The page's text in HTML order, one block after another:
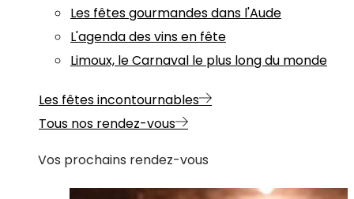
Les fêtes gourmandes dans l'Aude
L'agenda des vins en fête
Limoux, le Carnaval le plus long du monde
Les fêtes incontournables
Tous nos rendez-vous
Vos prochains rendez-vous